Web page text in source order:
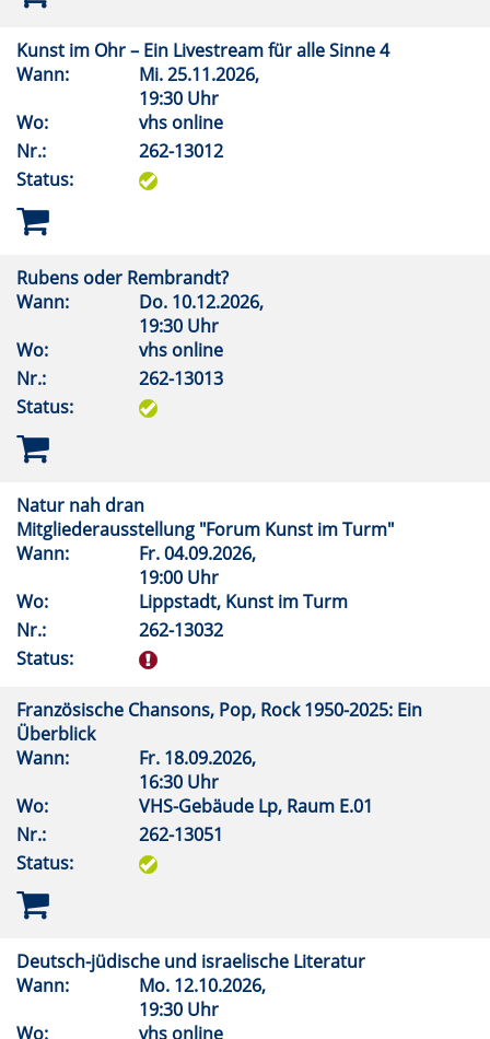
Kunst im Ohr – Ein Livestream für alle Sinne 4
Wann:
Mi.25.11.2026,
19:30 Uhr
Wo:
vhs online
Nr.:
262-13012
Status:
Rubens oder Rembrandt?
Wann:
Do. 10.12.2026,
19:30 Uhr
Wo:
vhs online
Nr.:
262-13013
Status:
Natur nah dran
Mitgliederausstellung "Forum Kunst im Turm"
Wann:
Fr.04.09.2026,
19:00 Uhr
Wo:
Lippstadt, Kunst im Turm
Nr.:
262-13032
Status:
Französische Chansons, Pop, Rock 1950-2025: Ein
Überblick
Wann:
Fr. 18.09.2026,
16:30 Uhr
Wo:
VHS-Gebäude Lp, Raum E.01
Nr.:
262-13051
Status:
Deutsch-jüdische und israelische Literatur
Wann:
Mo. 12.10.2026,
19:30 Uhr
Wo:
vhs online